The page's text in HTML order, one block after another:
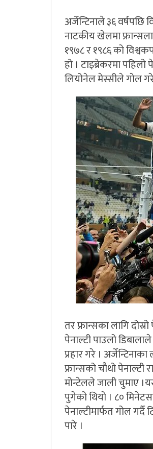
अर्जेन्टिनाले ३६
नाटकीय खेलमा
१९७८ र १९८६ को
हो । टाइब्रेकरमा
लियोनेल मेस्सीले गाेल
तर फ्रान्सका लागि
पेनाल्टी पाउलो
प्रहार गरे ।
फ्रान्सको चौथो पेनाल्टी
मोन्टेलले जाली चुमाए
पुगेको थियो । ८०
पेनाल्टीमार्फत गोल गर्दै
पारे ।